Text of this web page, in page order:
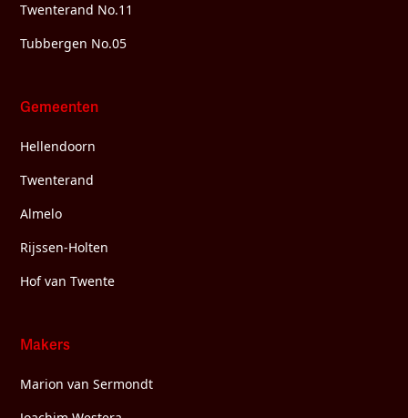
Twenterand No.11
Tubbergen No.05
Gemeenten
Hellendoorn
Twenterand
Almelo
Rijssen-Holten
Hof van Twente
Makers
Marion van Sermondt